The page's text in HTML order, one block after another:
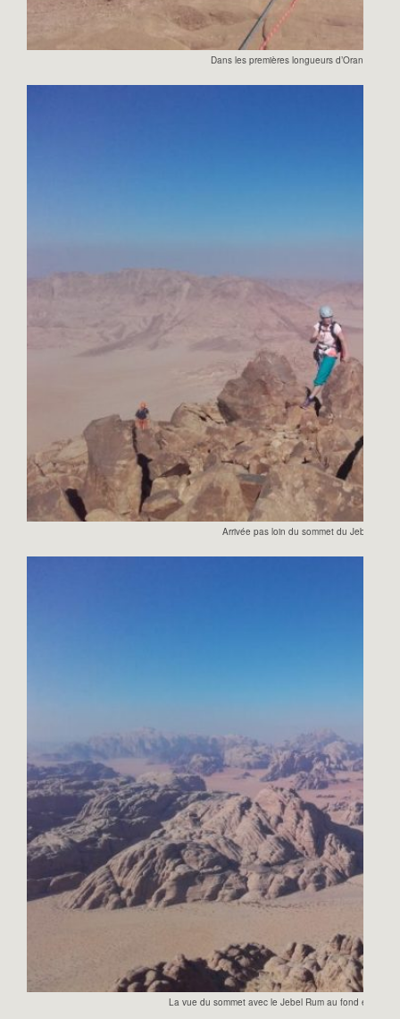
Dans les premières longueurs d’Orange
Arrivée pas loin du sommet du Jebel
La vue du sommet avec le Jebel Rum au fond et Jebel